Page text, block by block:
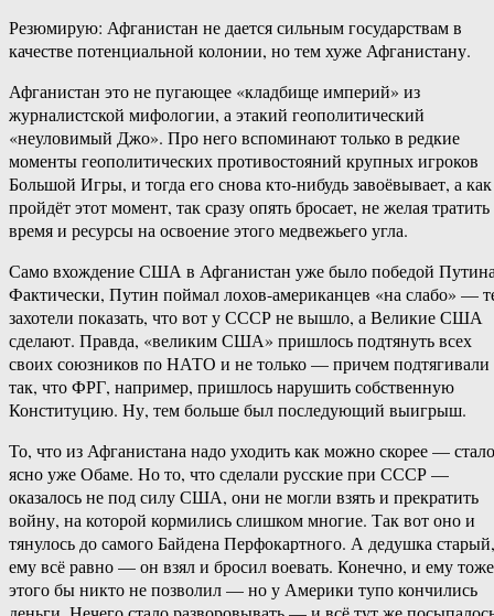
Резюмирую: Афганистан не дается сильным государствам в
качестве потенциальной колонии, но тем хуже Афганистану.
Афганистан это не пугающее «кладбище империй» из
журналистской мифологии, а этакий геополитический
«неуловимый Джо». Про него вспоминают только в редкие
моменты геополитических противостояний крупных игроков
Большой Игры, и тогда его снова кто-нибудь завоёвывает, а как
пройдёт этот момент, так сразу опять бросает, не желая тратить
время и ресурсы на освоение этого медвежьего угла.
Само вхождение США в Афганистан уже было победой
Фактически, Путин поймал лохов-американцев «на слабо» —
захотели показать, что вот у СССР не вышло, а Великие США
сделают. Правда, «великим США» пришлось подтянуть всех
своих союзников по НАТО и не только — причем подтягивали
так, что ФРГ, например, пришлось нарушить собственную
Конституцию. Ну, тем больше был последующий выигрыш.
То, что из Афганистана надо уходить как можно скорее — стало
ясно уже Обаме. Но то, что сделали русские при СССР —
оказалось не под силу США, они не могли взять и прекратить
войну, на которой кормились слишком многие. Так вот оно и
тянулось до самого Байдена Перфокартного. А дедушка старый,
ему всё равно — он взял и бросил воевать. Конечно, и ему тоже
этого бы никто не позволил — но у Америки тупо кончились